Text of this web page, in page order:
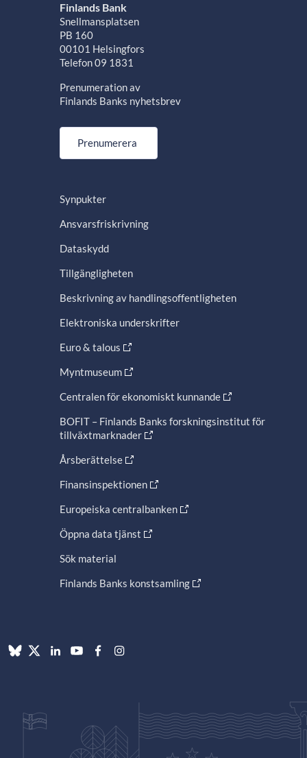
Finlands Bank
Snellmansplatsen
PB 160
00101 Helsingfors
Telefon 09 1831
Prenumeration av
Finlands Banks nyhetsbrev
Prenumerera
Synpukter
Ansvarsfriskrivning
Dataskydd
Tillgängligheten
Beskrivning av handlingsoffentligheten
Elektroniska underskrifter
Euro & talous
Myntmuseum
Centralen för ekonomiskt kunnande
BOFIT – Finlands Banks forskningsinstitut för
tillväxtmarknader
Årsberättelse
Finansinspektionen
Europeiska centralbanken
Öppna data tjänst
Sök material
Finlands Banks konstsamling